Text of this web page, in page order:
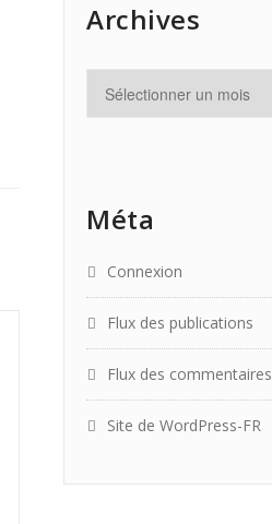
Archives
Méta
Connexion
Flux des publications
Flux des commentaires
Site de WordPress-FR